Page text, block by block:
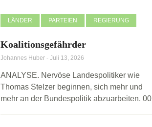
LÄNDER PARTEIEN REGIERUNG
Koalitionsgefährder
Johannes Huber - Juli 13, 2026
ANALYSE. Nervöse Landespolitiker wie
Thomas Stelzer beginnen, sich mehr und
mehr an der Bundespolitik abzuarbeiten. 00